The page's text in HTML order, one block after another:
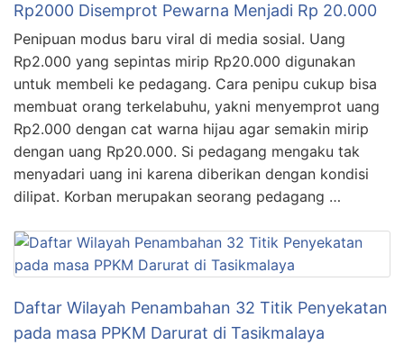
Rp2000 Disemprot Pewarna Menjadi Rp 20.000
Penipuan modus baru viral di media sosial. Uang
Rp2.000 yang sepintas mirip Rp20.000 digunakan
untuk membeli ke pedagang. Cara penipu cukup bisa
membuat orang terkelabuhu, yakni menyemprot uang
Rp2.000 dengan cat warna hijau agar semakin mirip
dengan uang Rp20.000. Si pedagang mengaku tak
menyadari uang ini karena diberikan dengan kondisi
dilipat. Korban merupakan seorang pedagang …
Daftar Wilayah Penambahan 32 Titik Penyekatan
pada masa PPKM Darurat di Tasikmalaya